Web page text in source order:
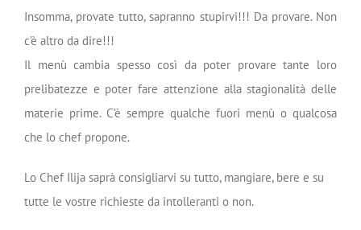
Insomma, provate tutto, sapranno stupirvi!!! Da provare. Non
c’è altro da dire!!!
Il menù cambia spesso così da poter provare tante loro
prelibatezze e poter fare attenzione alla stagionalità delle
materie prime. C’è sempre qualche fuori menù o qualcosa
che lo chef propone.
Lo Chef Ilija saprà consigliarvi su tutto, mangiare, bere e su
tutte le vostre richieste da intolleranti o non.